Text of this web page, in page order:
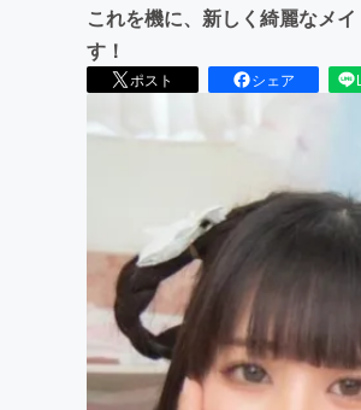
これを機に、新しく綺麗なメ
す！
ポスト シェア